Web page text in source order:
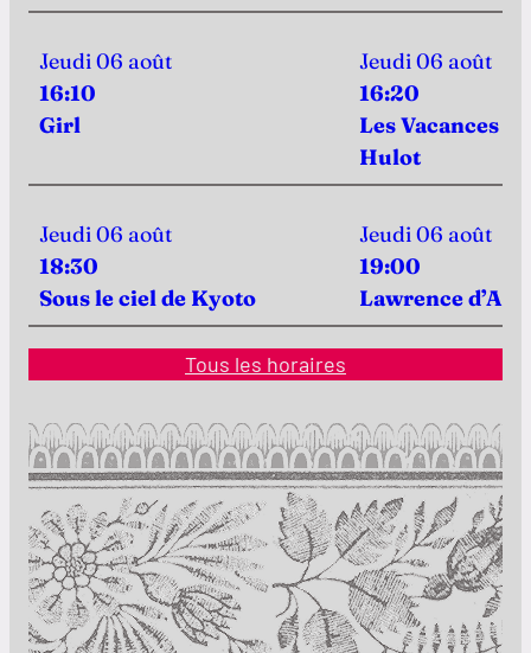
Jeudi 06 août
16:10
Girl
Jeudi 06 août
16:20
Les Vacances
Hulot
Jeudi 06 août
18:30
Sous le ciel de Kyoto
Jeudi 06 août
19:00
Lawrence
Tous les horaires